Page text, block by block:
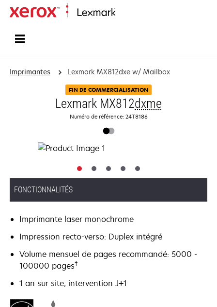
Imprimantes Lexmark MX812dxe w/ Mailbox
FIN DE COMMERCIALISATION
Lexmark MX812dxme
Numéro de référence: 24T8186
FONCTIONNALITÉS
Imprimante laser monochrome
Impression recto-verso: Duplex intégré
Volume mensuel de pages recommandé: 5000 -
100000 pages†
1 an sur site, intervention J+1